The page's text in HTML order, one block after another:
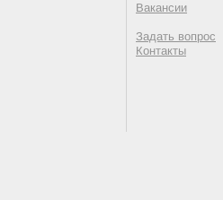
Вакансии
Задать вопрос
Контакты